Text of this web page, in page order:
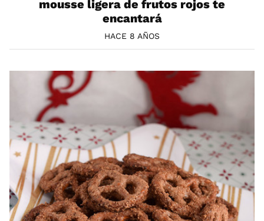
mousse ligera de frutos rojos te
encantará
HACE 8 AÑOS